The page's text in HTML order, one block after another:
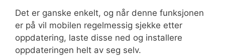
Det er ganske enkelt, og når denne funksjonen
er på vil mobilen regelmessig sjekke etter
oppdatering, laste disse ned og installere
oppdateringen helt av seg selv.